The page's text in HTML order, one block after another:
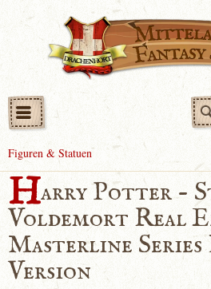
Figuren & Statuen
Harry Potter -
Voldemort Real
Masterline Series
Version